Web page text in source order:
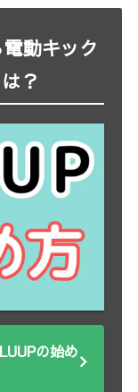
動キック
？
の始め